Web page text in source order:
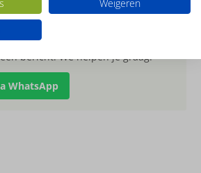
over dit product?
bericht. We helpen je graag.
WhatsApp
Weigeren